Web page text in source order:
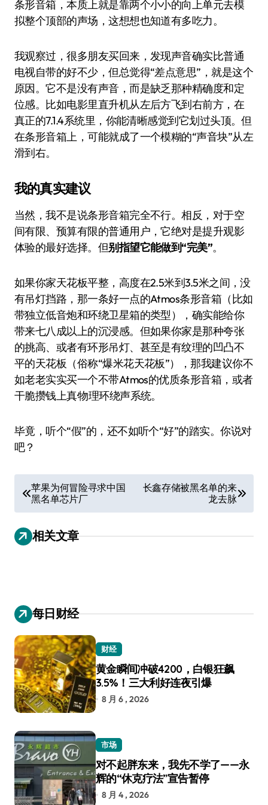
条形音箱，本质上就是靠两个小小的向上单元去模
拟整个顶部的声场，这想想也知道有多吃力。
我观察过，很多朋友买回来，发现声音确实比普通
电视自带的好不少，但总觉得“差点意思”，就是这个
原因。它不是没有声音，而是缺乏那种精确度和定
位感。比如电影里直升机从左后方飞到右前方，在
真正的7.1.4系统里，你能清晰感觉到它划过头顶。但
在条形音箱上，可能就成了一个模糊的“声音块”从左
滑到右。
我的真实建议
当然，我不是说条形音箱完全不行。相反，对于空
间有限、预算有限的普通用户，它绝对是提升观影
体验的最好选择。但别指望它能做到“完美”。
如果你家天花板平整，高度在2.5米到3.5米之间，没
有吊灯挡路，那一条好一点的Atmos条形音箱（比如
带独立低音炮和环绕卫星箱的类型），确实能给你
带来七八成以上的沉浸感。但如果你家是那种夸张
的挑高、或者有环形吊灯、甚至是有纹理的凹凸不
平的天花板（俗称“爆米花天花板”），那我建议你不
如老老实实买一个不带Atmos的优质条形音箱，或者
干脆攒钱上真·物理环绕声系统。
毕竟，听个“假”的，还不如听个“好”的踏实。你说对
吧？
章
导
航
苹果为何冒险寻求中国
黑名单芯片厂
长鑫存储被黑名单的来
龙去脉
相关文章
每日财经
财经
黄金瞬间冲破4200，白银狂飙
3.5%！三大利好连夜引爆
8 月 6 , 2026
市场
对不起胖东来，我先不学了——永
辉的“休克疗法”宣告暂停
8 月 4 , 2026